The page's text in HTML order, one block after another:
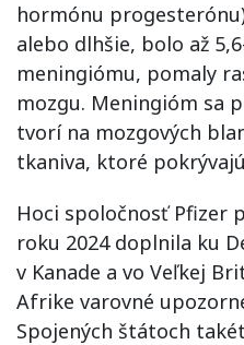
hormónu
alebo dlhšie, bolo až
meningiómu, pomaly
mozgu. Meningióm sa
tvorí na mozgových
tkaniva, ktoré
Hoci spoločnosť Pfizer
roku 2024 doplnila ku
v Kanade a vo Veľkej
Afrike varovné
Spojených štátoch